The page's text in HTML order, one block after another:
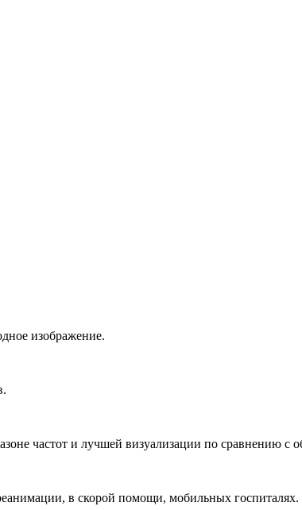
изображение.
частот и лучшей визуализации по сравнению с
в скорой помощи, мобильных госпиталях.